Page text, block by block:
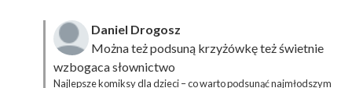
Daniel Drogosz
Można też podsuną krzyżówkęteż świetnie
wzbogaca słownictwo
Najlepsze komiksy dla dzieci – co warto podsunąć najmłodszym